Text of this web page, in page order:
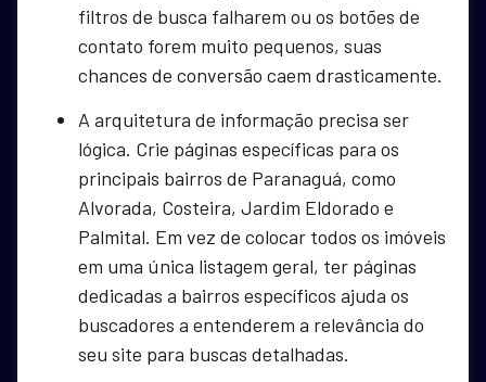
filtros de busca falharem ou os botões de
contato forem muito pequenos, suas
chances de conversão caem drasticamente.
A arquitetura de informação precisa ser
lógica. Crie páginas específicas para os
principais bairros de Paranaguá, como
Alvorada, Costeira, Jardim Eldorado e
Palmital. Em vez de colocar todos os imóveis
em uma única listagem geral, ter páginas
dedicadas a bairros específicos ajuda os
buscadores a entenderem a relevância do
seu site para buscas detalhadas.